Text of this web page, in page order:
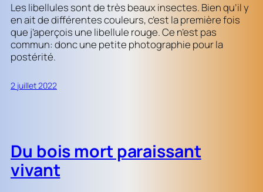
Les libellules sont de très beaux insectes. Bien qu’il y
en ait de différentes couleurs, c’est la première fois
que j’aperçois une libellule rouge. Ce n’est pas
commun: donc une petite photographie pour la
postérité.
2 juillet 2022
Du bois mort paraissant
vivant